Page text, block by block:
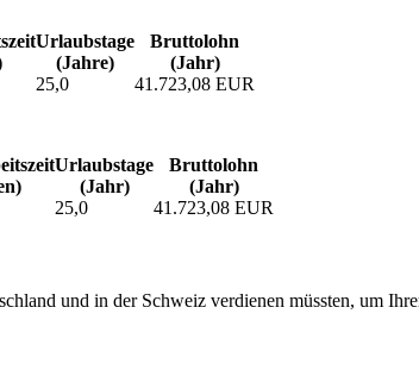
Urlaubs­tage
(Jahre)
Bruttolohn
(Jahr)
25,0
41.723,08 EUR
Urlaubs­tage
(Jahr)
Bruttolohn
(Jahr)
25,0 41.723,08 EUR
und in der Schweiz verdienen müssten, um